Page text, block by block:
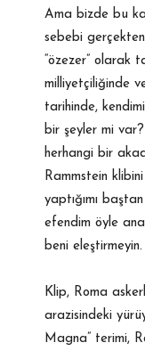
Ama bizde bu
sebebi
“özezer” olarak
milliyetçiliğinde
tarihinde,
bir şeyler mi var?
herhangi bir
Rammstein
yaptığımı
efendim öyle
beni eleştirmeyin.
Klip, Roma
arazisindeki
Magna” terimi,